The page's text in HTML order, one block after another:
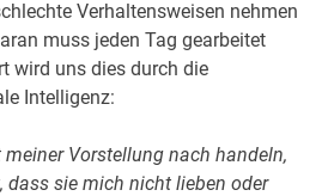
Verhaltensweisen nehmen
muss jeden Tag gearbeitet
wird uns dies durch die
Intelligenz:
meiner Vorstellung nach handeln,
dass sie mich nicht lieben oder